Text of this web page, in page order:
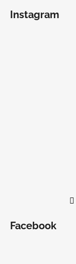
Instagram
Facebook